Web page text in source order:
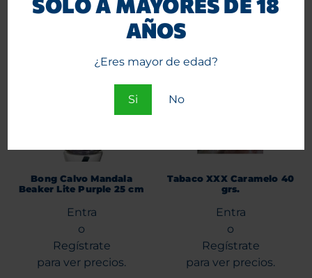
AÑOS
¿Eres mayor de edad?
Si No
Bong Calvo Mandala
Beaker Lite Purple 25 cm
Entra
o
Regístrate
para ver precios.
Tabaco XXX Caramelo 40
grs.
Entra
o
Regístrate
para ver precios.